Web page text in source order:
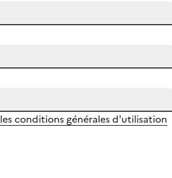
les conditions générales d'utilisation